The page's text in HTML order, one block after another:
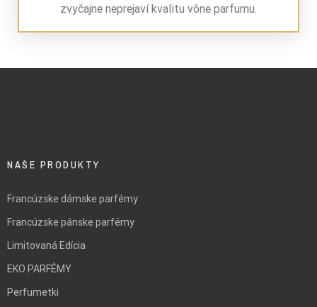
zvyčajne neprejaví kvalitu vône parfumu.
NAŠE PRODUKTY
Francúzske dámske parfémy
Francúzske pánske parfémy
Limitovaná Edícia
EKO PARFÉMY
Perfumetki